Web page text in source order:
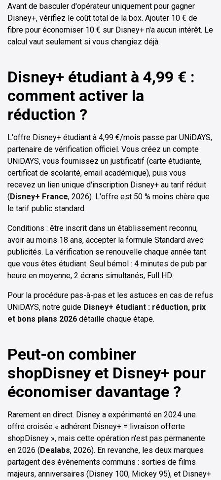
Avant de basculer d'opérateur uniquement pour gagner
Disney+, vérifiez le coût total de la box. Ajouter 10 € de
fibre pour économiser 10 € sur Disney+ n'a aucun intérêt. Le
calcul vaut seulement si vous changiez déjà.
Disney+ étudiant à 4,99 € :
comment activer la
réduction ?
L'offre Disney+ étudiant à 4,99 €/mois passe par UNiDAYS,
partenaire de vérification officiel. Vous créez un compte
UNiDAYS, vous fournissez un justificatif (carte étudiante,
certificat de scolarité, email académique), puis vous
recevez un lien unique d'inscription Disney+ au tarif réduit
(Disney+ France, 2026). L'offre est 50 % moins chère que
le tarif public standard.
Conditions : être inscrit dans un établissement reconnu,
avoir au moins 18 ans, accepter la formule Standard avec
publicités. La vérification se renouvelle chaque année tant
que vous êtes étudiant. Seul bémol : 4 minutes de pub par
heure en moyenne, 2 écrans simultanés, Full HD.
Pour la procédure pas-à-pas et les astuces en cas de refus
UNiDAYS, notre guide Disney+ étudiant : réduction, prix
et bons plans 2026 détaille chaque étape.
Peut-on combiner
shopDisney et Disney+ pour
économiser davantage ?
Rarement en direct. Disney a expérimenté en 2024 une
offre croisée « adhérent Disney+ = livraison offerte
shopDisney », mais cette opération n'est pas permanente
en 2026 (Dealabs, 2026). En revanche, les deux marques
partagent des événements communs : sorties de films
majeurs, anniversaires (Disney 100, Mickey 95), et Disney+